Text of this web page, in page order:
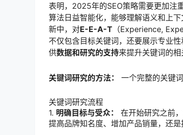
表明，2025年的SEO策略需要更加注
算法日益智能化，能够理解语义和上
新中，对E-E-A-T （Experience,
不仅包含目标关键词，还要展示专业
供数据和研究的支持来提升关键词的相
关键词研究的方法： 一个完整的关键
关键词研究流程
1. 明确目标与受众：
在开始研究之前
提高品牌知名度、增加产品销量，还